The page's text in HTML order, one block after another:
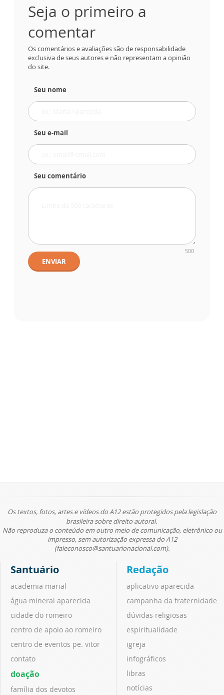
Seja o primeiro a
comentar
Os comentários e avaliações são de responsabilidade
exclusiva de seus autores e não representam a opinião
do site.
Seu nome
Seu e-mail
Seu comentário
500
ENVIAR
Os textos, fotos, artes e vídeos do A12 estão protegidos pela legislação
brasileira sobre direito autoral.
Não reproduza o conteúdo em outro meio de comunicação, eletrônico ou
impresso, sem autorização expressa do A12
(faleconosco@santuarionacional.com).
Santuário
academia marial
água mineral aparecida
cidade do romeiro
centro de apoio ao romeiro
centro de eventos pe. vitor
contato
doação
família dos devotos
Redação
aplicativo aparecida
campanha da fraternidade
dúvidas religiosas
espiritualidade
igreja
infográficos
libras
notícias